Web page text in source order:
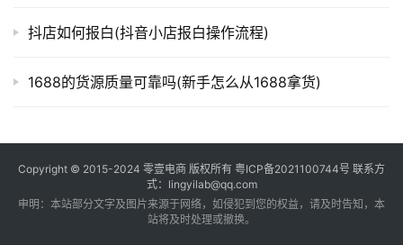
抖店如何报白(抖音小店报白操作流程)
1688的货源质量可靠吗(新手怎么从1688拿货)
Copyright © 2015-2024 零壹电商 版权所有 粤ICP备2021100744号 联系方
式：lingyilab@qq.com
申明：本站部分文字及图片来源于网络，如侵犯到您的权益，请及时告知，本
站将及时处理或撤换。